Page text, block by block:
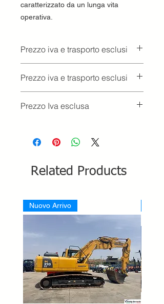
caratterizzato da un lunga vita
operativa.
Prezzo iva e trasporto esclusi
Prezzo iva e trasporto esclusi
Prezzo Iva esclusa
Related Products
Nuovo Arrivo